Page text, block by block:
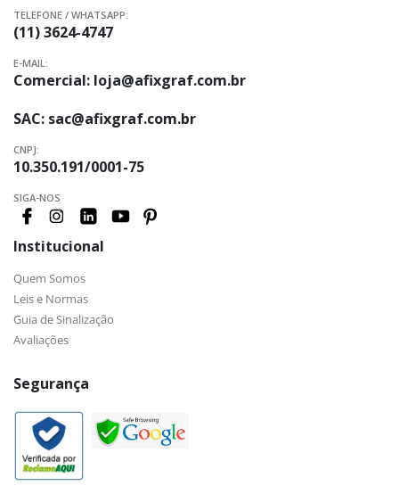
TELEFONE / WHATSAPP:
(11) 3624-4747
E-MAIL:
Comercial: loja@afixgraf.com.br
SAC: sac@afixgraf.com.br
CNPJ:
10.350.191/0001-75
SIGA-NOS
Institucional
Quem Somos
Leis e Normas
Guia de Sinalização
Avaliações
Segurança